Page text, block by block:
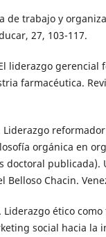
de trabajo y
27, 103-117.
liderazgo gerencial
farmacéutica.
Liderazgo
orgánica en
doctoral publicada).
Belloso Chacin.
Liderazgo ético
social hacia la